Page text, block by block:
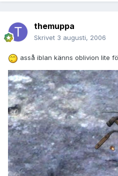
themuppa
Skrivet 3 augusti, 2006
asså iblan känns oblivion lite